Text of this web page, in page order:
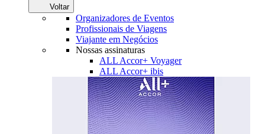
Voltar
Organizadores de Eventos
Profissionais de Viagens
Viajante em Negócios
Nossas assinaturas
ALL Accor+ Voyager
ALL Accor+ ibis